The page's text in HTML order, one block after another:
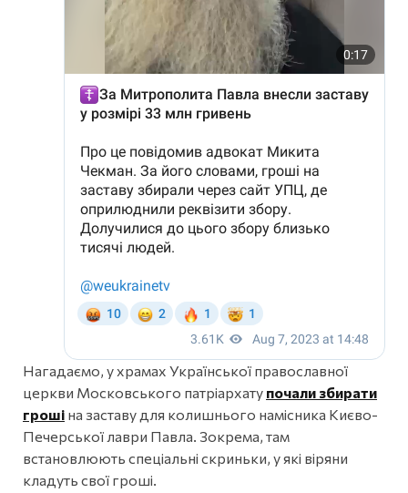
Нагадаємо, у храмах Української православної
церкви Московського патріархату почали збирати
гроші на заставу для колишнього намісника Києво-
Печерської лаври Павла. Зокрема, там
встановлюють спеціальні скриньки, у які віряни
кладуть свої гроші.